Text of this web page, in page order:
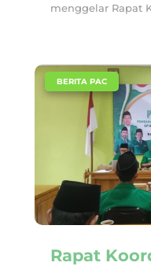
menggelar Rapat
Rapat
BERITA PAC